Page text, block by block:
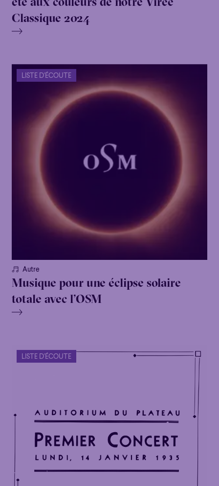
Apéro
Éclaté
Éclaté
Immersif
Grandiose
Grandiose
Classique 2024
LISTE D'ÉCOUTE
Autre
Musique pour une éclipse solaire
totale avec l’OSM
LISTE D'ÉCOUTE